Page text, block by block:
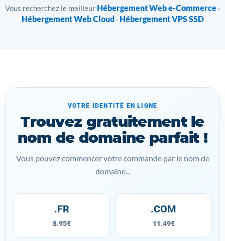
Vous recherchez le meilleur Hébergement Web e-Commerce ·
Hébergement Web Cloud · Hébergement VPS SSD
VOTRE IDENTITÉ EN LIGNE
Trouvez gratuitement le
nom de domaine parfait !
Vous pouvez commencer votre commande par le nom de
domaine...
.FR
8.95€
.COM
11.49€